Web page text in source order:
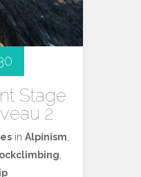
Stage
2
in Alpinism